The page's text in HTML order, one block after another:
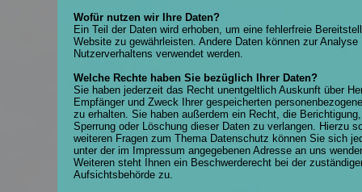
Wofür nutzen wir Ihre Daten?
Ein Teil der Daten wird erhoben, um eine fehlerfreie
Website zu gewährleisten. Andere Daten können zur Analyse
Nutzerverhaltens verwendet werden.
Welche Rechte haben Sie bezüglich Ihrer Daten?
Sie haben jederzeit das Recht unentgeltlich Auskunft über
Empfänger und Zweck Ihrer gespeicherten
zu erhalten. Sie haben außerdem ein Recht, die Berichtigung,
Sperrung oder Löschung dieser Daten zu verlangen. Hierzu
weiteren Fragen zum Thema Datenschutz können Sie sich
unter der im Impressum angegebenen Adresse an uns
Weiteren steht Ihnen ein Beschwerderecht bei der
Aufsichtsbehörde zu.